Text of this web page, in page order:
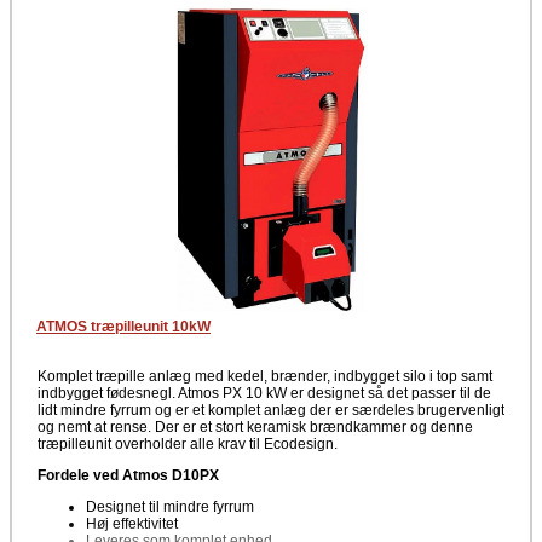
kontrol. Dette er således 100% tæt, så udladning af falsk luft ikke er
En af de helt store fordele ved GSP kombifyret er at brændkamrene er
placeret ovenpå hinanden og derved sparer en del plads end tidligere
ATMOS træpilleunit 10kW
Komplet træpille anlæg med kedel, brænder, indbygget silo i top samt
indbygget fødesnegl. Atmos PX 10 kW er designet så det passer til de
lidt mindre fyrrum og er et komplet anlæg der er særdeles brugervenligt
og nemt at rense. Der er et stort keramisk brændkammer og denne
træpilleunit overholder alle krav til Ecodesign.
Fordele ved Atmos D10PX
Designet til mindre fyrrum
Høj effektivitet